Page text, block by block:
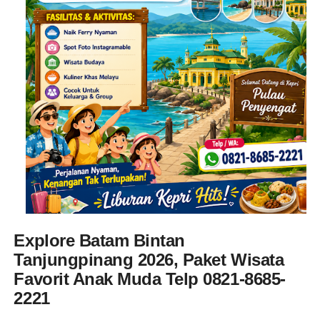
Explore Batam Bintan
Tanjungpinang 2026, Paket Wisata
Favorit Anak Muda Telp 0821-8685-
2221